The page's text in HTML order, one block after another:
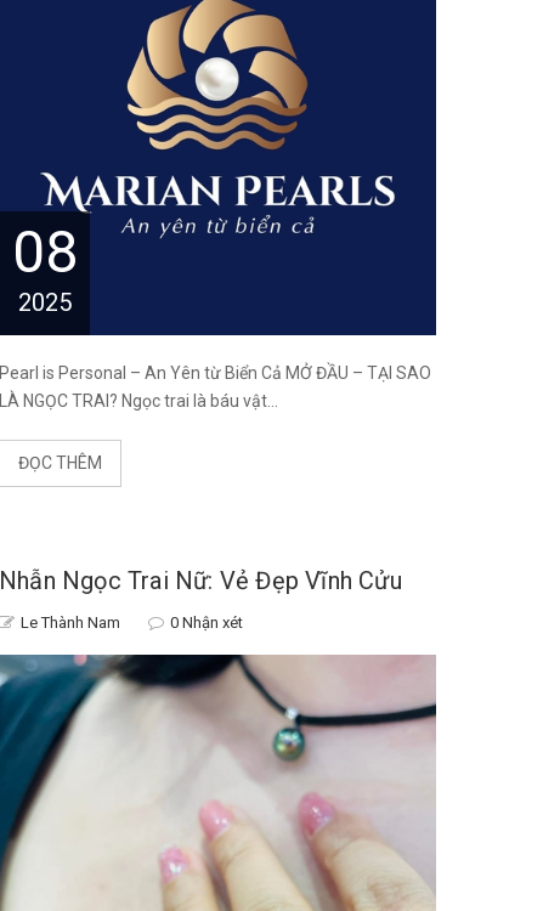
08
2025
Pearl is Personal – An Yên từ Biển Cả MỞ ĐẦU – TẠI SAO
LÀ NGỌC TRAI? Ngọc trai là báu vật...
ĐỌC THÊM
Nhẫn Ngọc Trai Nữ: Vẻ Đẹp Vĩnh Cửu
Le Thành Nam 0 Nhận xét